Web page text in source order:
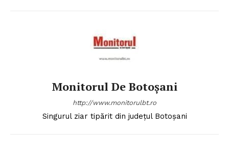
Monitorul De Botoșani
http://www.monitorulbt.ro
Singurul ziar tipărit din județul Botoșani